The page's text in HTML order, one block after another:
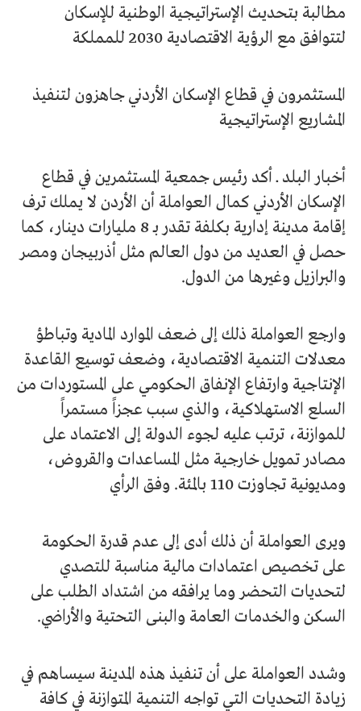
مطالبة بتحديث الإستراتيجية الوطنية للإسكان
لتتوافق مع الرؤية الاقتصادية 2030 للمملكة
المستثمرون في قطاع الإسكان الأردني جاهزون لتنفيذ
المشاريع الإستراتيجية
أخبار البلد ــ أكد رئيس جمعية المستثمرين في قطاع
الإسكان الأردني كمال العواملة أن الأردن لا يملك ترف
إقامة مدينة إدارية بكلفة تقدر بـ 8 مليارات دينار، كما
حصل في العديد من دول العالم مثل أذربيجان ومصر
والبرازيل وغيرها من الدول.
وارجع العواملة ذلك إلى ضعف الموارد المادية وتباطؤ
معدلات التنمية الاقتصادية، وضعف توسيع القاعدة
الإنتاجية وارتفاع الإنفاق الحكومي على المستوردات من
السلع الاستهلاكية، والذي سبب عجزاً مستمراً
للموازنة، ترتب عليه لجوء الدولة إلى الاعتماد على
مصادر تمويل خارجية مثل المساعدات والقروض،
ومديونية تجاوزت 110 بالمئة. وفق الرأي
ويرى العواملة أن ذلك أدى إلى عدم قدرة الحكومة
على تخصيص اعتمادات مالية مناسبة للتصدي
لتحديات التحضر وما يرافقه من اشتداد الطلب على
السكن والخدمات العامة والبنى التحتية والأراضي.
وشدد العواملة على أن تنفيذ هذه المدينة سيساهم في
زيادة التحديات التي تواجه التنمية المتوازنة في كافة